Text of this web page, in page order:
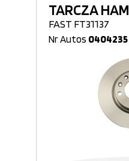
TARCZA HAM
FAST FT31137
Nr Autos 0404235